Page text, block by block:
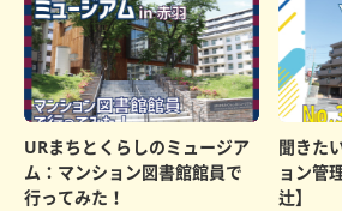
URまちとくらしのミュージア
ム：マンション図書館館員で
行ってみた！
聞きた
ョン管
辻】